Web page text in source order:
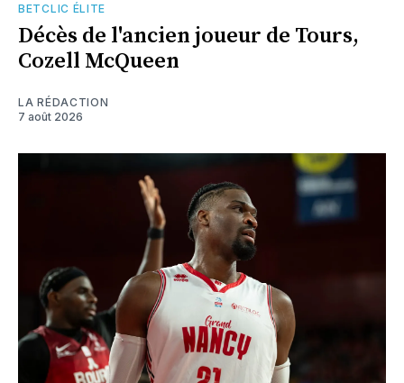
BETCLIC ÉLITE
Décès de l'ancien joueur de Tours,
Cozell McQueen
LA RÉDACTION
7 août 2026